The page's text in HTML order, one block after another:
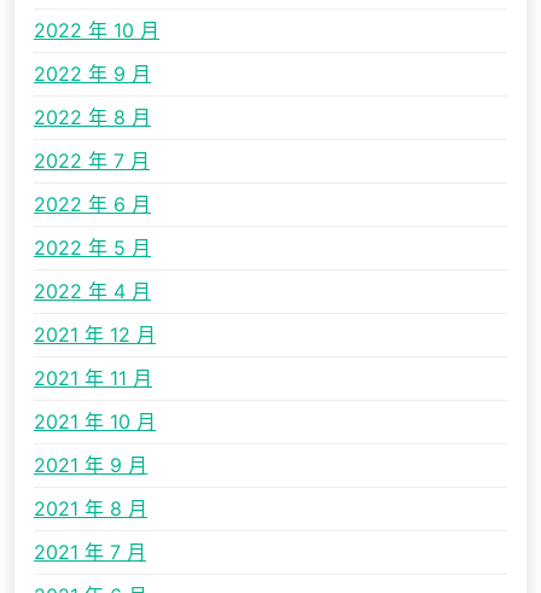
2022 年 10 月
2022 年 9 月
2022 年 8 月
2022 年 7 月
2022 年 6 月
2022 年 5 月
2022 年 4 月
2021 年 12 月
2021 年 11 月
2021 年 10 月
2021 年 9 月
2021 年 8 月
2021 年 7 月